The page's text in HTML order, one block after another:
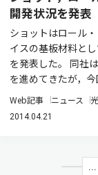
開発状況を発表
ショットはロール
イスの基板材料と
を発表した。 同社
を進めてきたが，
Web記事 ニュース
2014.04.21
...